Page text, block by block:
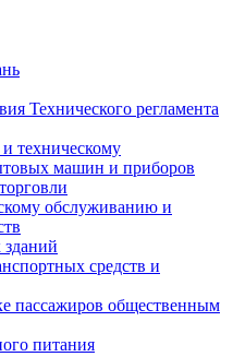
Технического регламента
техническому
машин и приборов
обслуживанию и
зданий
средств и
пассажиров общественным
питания